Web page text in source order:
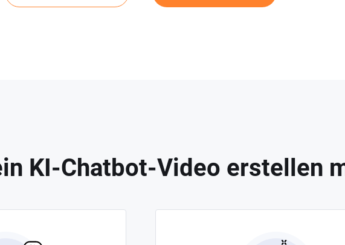
KI-Chatbot-Video erstellen